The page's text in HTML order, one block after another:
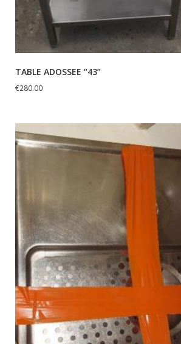
TABLE ADOSSEE “43”
€280.00